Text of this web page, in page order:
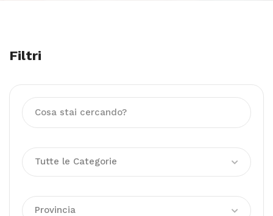
Filtri
Tutte le Categorie
Provincia